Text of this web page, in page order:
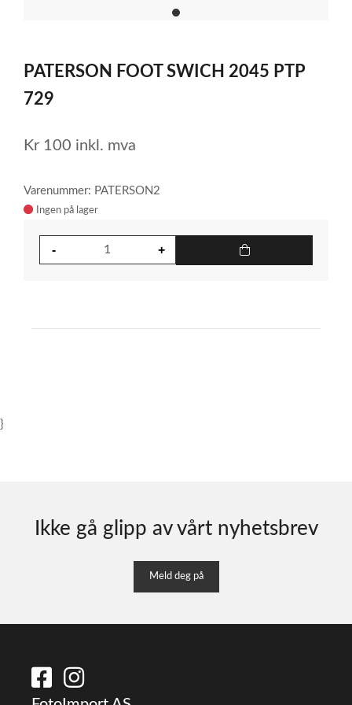
item
of
1
PATERSON FOOT SWICH 2045 PTP
729
Kr 100 inkl. mva
Varenummer: PATERSON2
Ingen på lager
}
Ikke gå glipp av vårt nyhetsbrev
Meld deg på